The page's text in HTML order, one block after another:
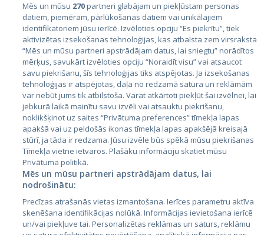
Страны
Эстония
Латвия
Литва
City24.lv
City24.ee
GetaPro.lv
CVbankas.lt
Kainos.lt
Paslaugos.lt
Mēs un mūsu 270partneri glabājam un piekļūstam personas
datiem, piemēram, pārlūkošanas datiem vai unikālajiem
identifikatoriem jūsu ierīcē. Izvēloties opciju “Es piekrītu”, tiek
aktivizētas izsekošanas tehnoloģijas, kas atbalsta zem virsraksta
“Mēs un mūsu partneri apstrādājam datus, lai sniegtu” norādītos
mērķus, savukārt izvēloties opciju “Noraidīt visu” vai atsaucot
savu piekrišanu, šīs tehnoloģijas tiks atspējotas. Ja izsekošanas
tehnoloģijas ir atspējotas, daļa no redzamā satura un reklāmām
var nebūt jums tik atbilstoša. Varat atkārtoti piekļūt šai izvēlnei, lai
jebkurā laikā mainītu savu izvēli vai atsauktu piekrišanu,
noklikšķinot uz saites “Privātuma preferences” tīmekļa lapas
apakšā vai uz peldošās ikonas tīmekļa lapas apakšējā kreisajā
stūrī, ja tāda ir redzama. Jūsu izvēle būs spēkā mūsu piekrišanas
Tīmekļa vietne ietvaros. Plašāku informāciju skatiet mūsu
Privātuma politikā.
Mēs un mūsu partneri apstrādājam datus, lai
nodrošinātu:
Precīzas atrašanās vietas izmantošana. Ierīces parametru aktīva
skenēšana identifikācijas nolūkā. Informācijas ievietošana ierīcē
un/vai piekļuve tai. Personalizētas reklāmas un saturs, reklāmu